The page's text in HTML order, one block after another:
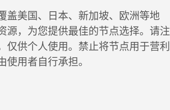
盖美国、日本、新加坡、欧洲等地
源，为您提供最佳的节点选择。请注
仅供个人使用。禁止将节点用于营利
用者自行承担。